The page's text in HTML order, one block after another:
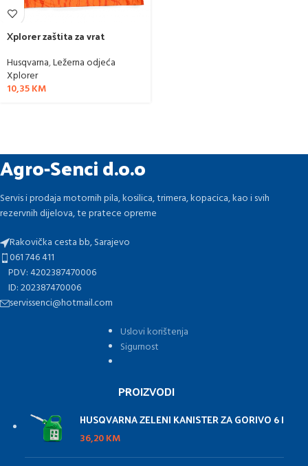
Xplorer zaštita za vrat
Husqvarna,Ležerna odjeća
Xplorer
10,35KM
Agro-Senci d.o.o
Servis i prodaja motornih pila, kosilica, trimera, kopacica, kao i svih
rezervnih dijelova, te pratece opreme
Rakovička cesta bb, Sarajevo
061 746 411
PDV: 4202387470006
ID: 202387470006
servissenci@hotmail.com
Uslovi korištenja
Sigurnost
PROIZVODI
HUSQVARNA ZELENI KANISTER ZA GORIVO 6 l
36,20KM